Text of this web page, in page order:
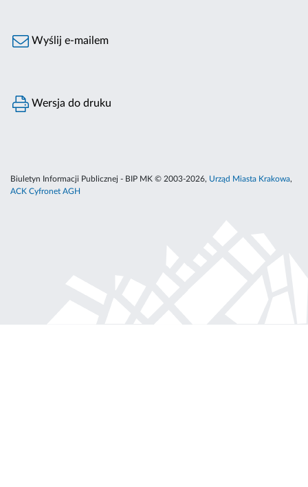
Wyślij e-mailem
Wersja do druku
Biuletyn Informacji Publicznej - BIP MK © 2003-2026, Urząd Miasta Krakowa,
ACK Cyfronet AGH